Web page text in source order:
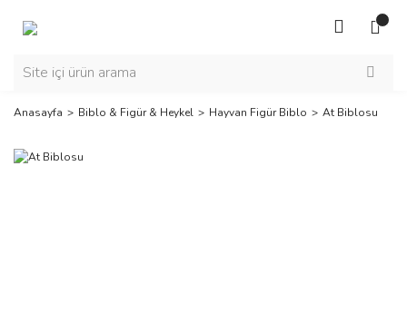
Anasayfa Biblo & Figür & Heykel Hayvan Figür Biblo At Biblosu